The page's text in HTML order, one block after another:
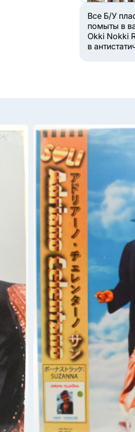
Все Б/У
помыты в
Okki Nokki
в